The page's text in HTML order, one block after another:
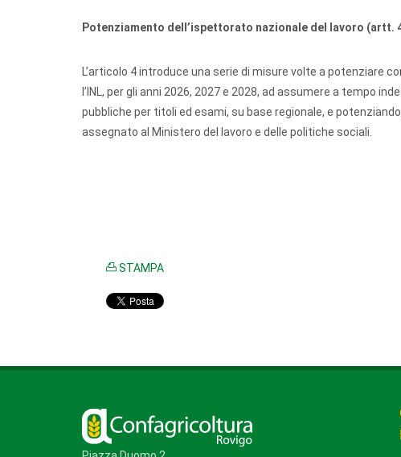
Potenziamento dell’ispettorato nazionale del lavoro (artt.
L’articolo 4 introduce una serie di misure volte a potenziare
l’INL, per gli anni 2026, 2027 e 2028, ad assumere a tempo
pubbliche per titoli ed esami, su base regionale, e
assegnato al Ministero del lavoro e delle politiche sociali.
STAMPA